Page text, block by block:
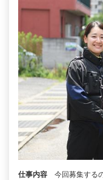
仕事内容
今回募集する